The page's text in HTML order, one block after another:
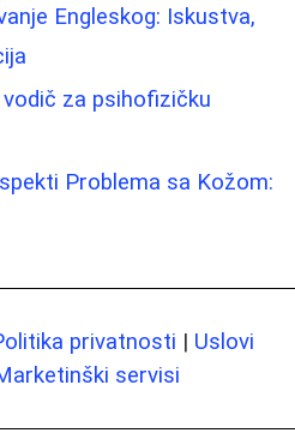
Engleskog: Iskustva,
za psihofizičku
Problema sa Kožom:
privatnosti | Uslovi
servisi